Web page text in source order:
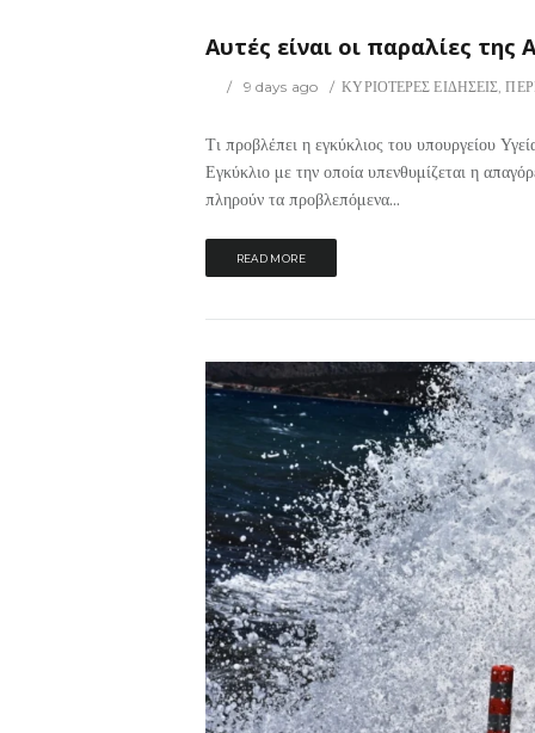
Αυτές είναι οι παραλίες
9 days ago ΚΥΡΙΟΤΕΡΕΣ ΕΙΔΗΣΕΙΣ,
Τι προβλέπει η εγκύκλιος του υπουργείου
Εγκύκλιο με την οποία υπενθυμίζεται η
πληρούν τα προβλεπόμενα...
READ MORE